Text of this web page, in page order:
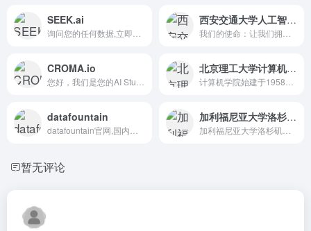
SEEK.ai 西安交通大学人工智能学院
CROMA.io 北京理工大学计算机学院
datafountain 加利福尼亚大学洛杉矶分校
暂无评论